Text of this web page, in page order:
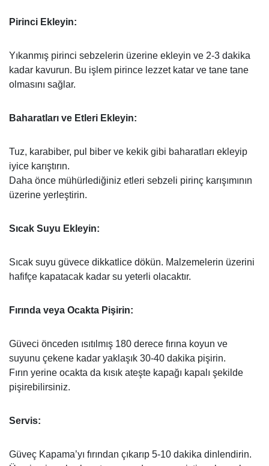
Pirinci Ekleyin:
Yıkanmış pirinci sebzelerin üzerine ekleyin ve 2-3 dakika
kadar kavurun. Bu işlem pirince lezzet katar ve tane tane
olmasını sağlar.
Baharatları ve Etleri Ekleyin:
Tuz, karabiber, pul biber ve kekik gibi baharatları ekleyip
iyice karıştırın.
Daha önce mühürlediğiniz etleri sebzeli pirinç karışımının
üzerine yerleştirin.
Sıcak Suyu Ekleyin:
Sıcak suyu güvece dikkatlice dökün. Malzemelerin üzerini
hafifçe kapatacak kadar su yeterli olacaktır.
Fırında veya Ocakta Pişirin:
Güveci önceden ısıtılmış 180 derece fırına koyun ve
suyunu çekene kadar yaklaşık 30-40 dakika pişirin.
Fırın yerine ocakta da kısık ateşte kapağı kapalı şekilde
pişirebilirsiniz.
Servis:
Güveç Kapama’yı fırından çıkarıp 5-10 dakika dinlendirin.